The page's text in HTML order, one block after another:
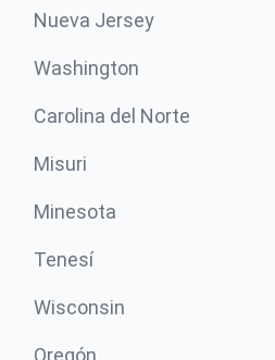
Nueva Jersey
Washington
Carolina del Norte
Misuri
Minesota
Tenesí
Wisconsin
Oregón